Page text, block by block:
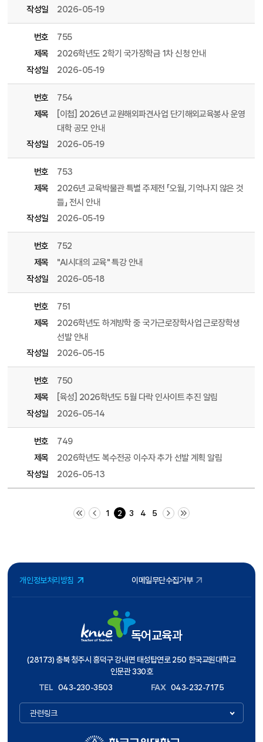
작성일
2026-05-19
번호
755
제목
2026학년도 2학기 국가장학금 1차 신청 안내
작성일
2026-05-19
번호
754
제목
[이첩] 2026년 교원해외파견사업 단기해외교육봉사 운영
대학 공모 안내
작성일
2026-05-19
번호
753
제목
2026년 교육박물관 특별 주제전 「오월, 기억나지 않은 것
들」 전시 안내
작성일
2026-05-19
번호
752
제목
"AI시대의 교육" 특강 안내
작성일
2026-05-18
번호
751
제목
2026학년도 하계방학 중 국가근로장학사업 근로장학생
선발 안내
작성일
2026-05-15
번호
750
제목
[육성] 2026학년도 5월 다락 인사이트 추진 알림
작성일
2026-05-14
번호
749
제목
2026학년도 복수전공 이수자 추가 선발 계획 알림
작성일
2026-05-13
처음 페이지 이전 10 페이지
1 2 3 4 5
다음 10 페이지 끝 페이지
개인정보처리방침 이메일무단수집거부
독어교육과
(28173) 충북 청주시 흥덕구 강내면 태성탑연로 250 한국교원대학교
인문관 330호
TEL 043-230-3503 FAX 043-232-7175
관련링크